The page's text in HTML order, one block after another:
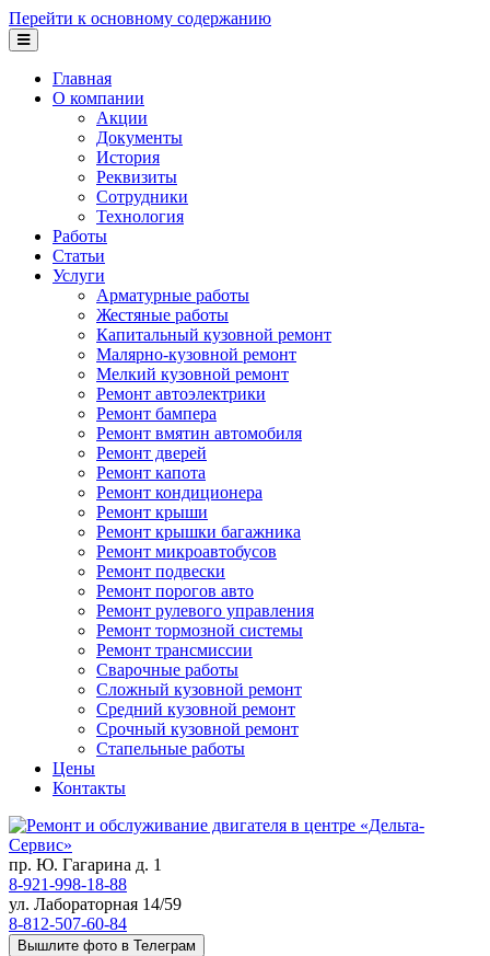
Перейти к основному содержанию
Главная
О компании
Акции
Документы
История
Реквизиты
Сотрудники
Технология
Работы
Статьи
Услуги
Арматурные работы
Жестяные работы
Капитальный кузовной ремонт
Малярно-кузовной ремонт
Мелкий кузовной ремонт
Ремонт автоэлектрики
Ремонт бампера
Ремонт вмятин автомобиля
Ремонт дверей
Ремонт капота
Ремонт кондиционера
Ремонт крыши
Ремонт крышки багажника
Ремонт микроавтобусов
Ремонт подвески
Ремонт порогов авто
Ремонт рулевого управления
Ремонт тормозной системы
Ремонт трансмиссии
Сварочные работы
Сложный кузовной ремонт
Средний кузовной ремонт
Срочный кузовной ремонт
Стапельные работы
Цены
Контакты
пр. Ю. Гагарина д. 1
8-921-998-18-88
ул. Лабораторная 14/59
8-812-507-60-84
Вышлите фото в Телеграм